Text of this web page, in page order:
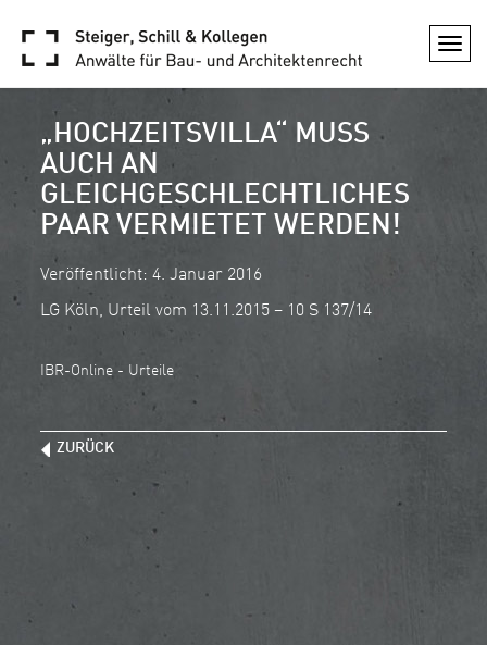
„HOCHZEITSVILLA“ MUSS
AUCH AN
GLEICHGESCHLECHTLICHES
PAAR VERMIETET WERDEN!
Veröffentlicht: 4. Januar 2016
LG Köln, Urteil vom 13.11.2015 – 10 S 137/14
IBR-Online - Urteile
ZURÜCK